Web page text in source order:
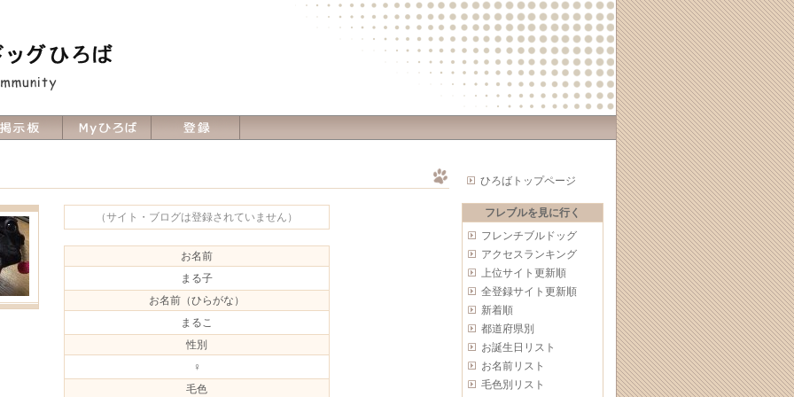
ひろばトップページ
フレブルを見に行く
フレンチブルドッグ
アクセスランキング
上位サイト更新順
全登録サイト更新順
新着順
都道府県別
お誕生日リスト
お名前リスト
毛色別リスト
（サイト・ブログは登録されていません）
お名前
まる子
お名前（ひらがな）
まるこ
性別
♀
毛色